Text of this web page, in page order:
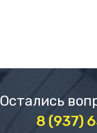
Остались
8 (937)